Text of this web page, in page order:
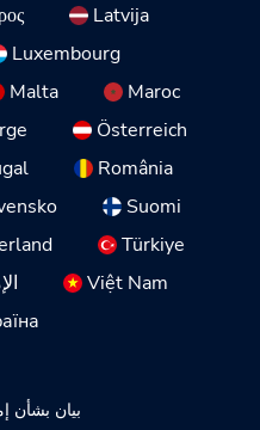
Latvija
Luxembourg
Malta
Maroc
Österreich
România
Suomi
Türkiye
Việt Nam
بيان بشأن